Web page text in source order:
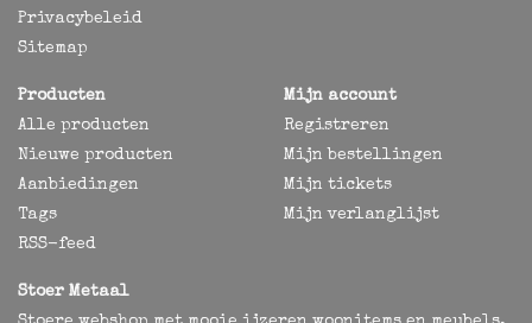
Privacybeleid
Sitemap
Producten
Alle producten
Nieuwe producten
Aanbiedingen
Tags
RSS-feed
Mijn account
Registreren
Mijn bestellingen
Mijn tickets
Mijn verlanglijst
Stoer Metaal